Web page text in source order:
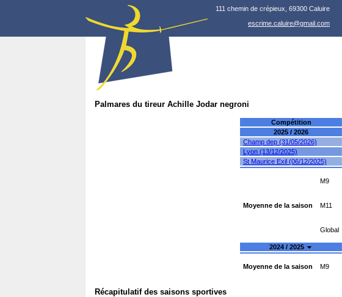
111 chemin de crépieux, 69300 Caluire
escrime.caluire@gmail.com
Palmares du tireur Achille Jodar negroni
Compétition
2025 / 2026
Champ dep (31/05/2026)
Lyon (13/12/2025)
St Maurice Exil (06/12/2025)
Moyenne de la saison
M9
M11
Global
2024 / 2025
Moyenne de la saison M9
Récapitulatif des saisons sportives